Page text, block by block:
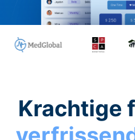
Krachtige